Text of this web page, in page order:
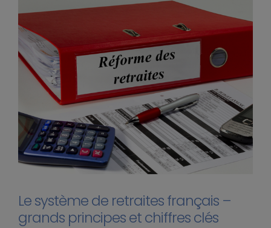
Le système de retraites français –
grands principes et chiffres clés